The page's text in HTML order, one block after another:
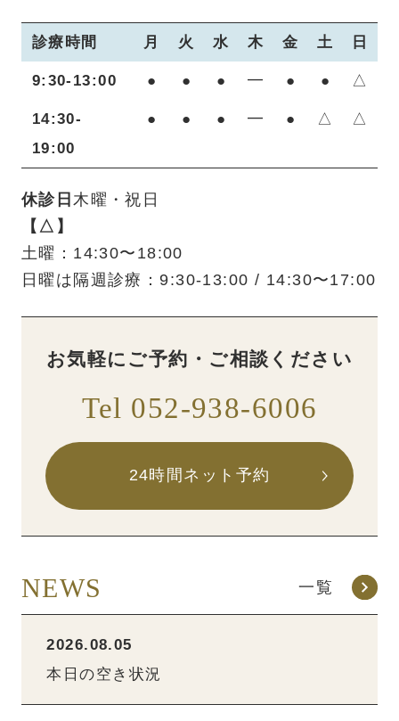
診療時間 月 火 水 木 金 土 日
9:30-13:00 ● ● ● ━ ● ● △
14:30-
19:00
● ● ● ━ ● △ △
休診日 木曜・祝日
【△】
土曜：14:30〜18:00
日曜は隔週診療：9:30-13:00 / 14:30〜17:00
お気軽にご予約・ご相談ください
Tel 052-938-6006
24時間ネット予約
NEWS 一覧
2026.08.05
本日の空き状況